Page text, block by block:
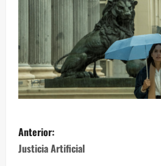
Anterior:
Justicia Artificial